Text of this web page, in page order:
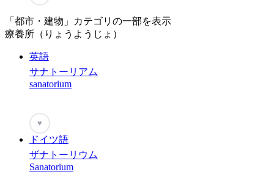
「都市・建物」カテゴリの一部を表示
療養所（りょうようじょ）
英語
サナトーリアム
sanatorium
♥
ドイツ語
ザナトーリウム
Sanatorium